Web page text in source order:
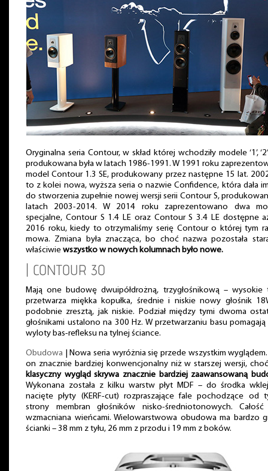
Oryginalna seria Contour, w skład której wchodziły modele ‘1’, ‘2’
produkowana była w latach 1986-1991. W 1991 roku
model Contour 1.3 SE, produkowany przez następne 15 lat.
to z kolei nowa, wyższa seria o nazwie Confidence, która dała
do stworzenia zupełnie nowej wersji serii Contour S,
latach 2003-2014. W 2014 roku zaprezentowano dwa
specjalne, Contour S 1.4 LE oraz Contour S 3.4 LE dostępne
2016 roku, kiedy to otrzymaliśmy serię Contour o której tym
mowa. Zmiana była znacząca, bo choć nazwa pozostała
właściwie wszystko w nowych kolumnach było nowe.
| CONTOUR 30
Mają one budowę dwuipółdrożną, trzygłośnikową – wysokie
przetwarza miękka kopułka, średnie i niskie nowy głośnik
podobnie zresztą, jak niskie. Podział między tymi dwoma
głośnikami ustalono na 300 Hz. W przetwarzaniu basu
wyloty bas-refleksu na tylnej ściance.
Obudowa | Nowa seria wyróżnia się przede wszystkim
on znacznie bardziej konwencjonalny niż w starszej wersji,
klasyczny wygląd skrywa znacznie bardziej zaawansowaną
Wykonana została z kilku warstw płyt MDF – do środka
nacięte płyty (KERF-cut) rozpraszające fale pochodzące od
strony membran głośników nisko-średniotonowych.
wzmacniana wieńcami. Wielowarstwowa obudowa ma bardzo
ścianki – 38 mm z tyłu, 26 mm z przodu i 19 mm z boków.